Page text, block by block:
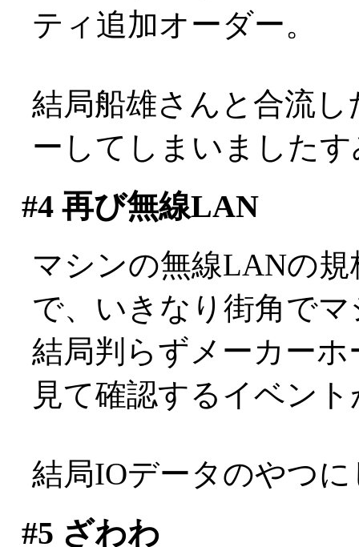
ティ追加オーダー。
結局船雄さんと合流
ーしてしまいました
#4再び無線LAN
マシンの無線LANの
で、いきなり街角で
結局判らずメーカー
見て確認するイベント
結局IOデータのやつ
#5 ざわわ